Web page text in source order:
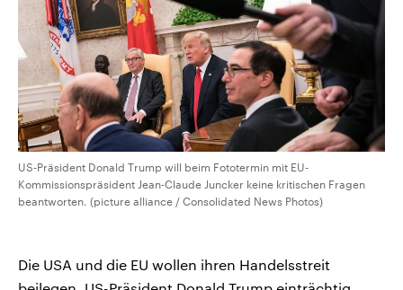
US-Präsident Donald Trump will beim Fototermin mit EU-
Kommissionspräsident Jean-Claude Juncker keine kritischen Fragen
beantworten. (picture alliance / Consolidated News Photos)
Die USA und die EU wollen ihren Handelsstreit